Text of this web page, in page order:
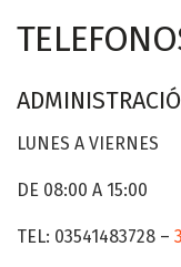
LUNES A VIERNES
DE 08:00 A 15:00
TEL: 03541483728 –